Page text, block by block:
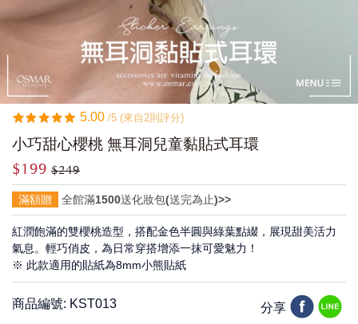
5.00 /5 (來自2則評分)
小巧甜心櫻桃 無耳洞兒童黏貼式耳環
$199 $249
滿額贈 全館滿1500送化妝包(送完為止)>>
紅潤飽滿的雙櫻桃造型，搭配金色半圓與綠葉點綴，展現甜美活力
氣息。輕巧俏皮，為日常穿搭增添一抹可愛魅力！
※ 此款適用的貼紙為8mm小熊貼紙
商品編號: KST013 分享